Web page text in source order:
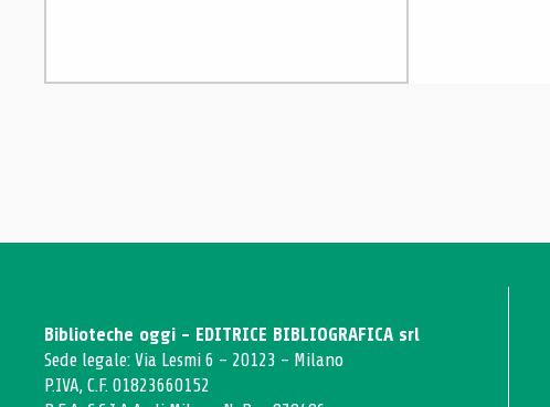
Biblioteche oggi - EDITRICE BIBLIOGRAFICA srl
Sede legale: Via Lesmi 6 - 20123 - Milano
P.IVA, C.F. 01823660152